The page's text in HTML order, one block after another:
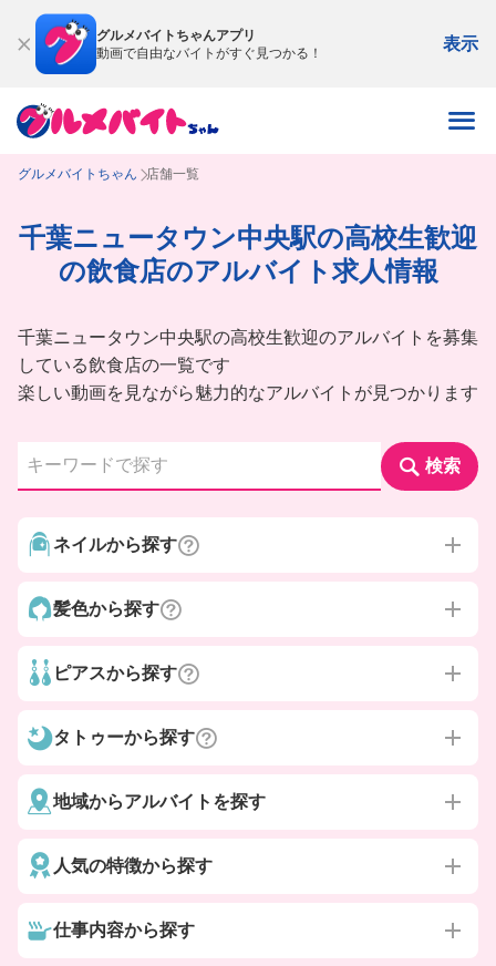
グルメバイトちゃんアプリ
動画で自由なバイトがすぐ見つかる！
表示
グルメバイトちゃん 店舗一覧
千葉ニュータウン中央駅の高校生歓迎
の飲食店のアルバイト求人情報
千葉ニュータウン中央駅の高校生歓迎のアルバイトを募集
している飲食店の一覧です
楽しい動画を見ながら魅力的なアルバイトが見つかります
検索
ネイルから探す
髪色から探す
ピアスから探す
タトゥーから探す
地域からアルバイトを探す
人気の特徴から探す
仕事内容から探す